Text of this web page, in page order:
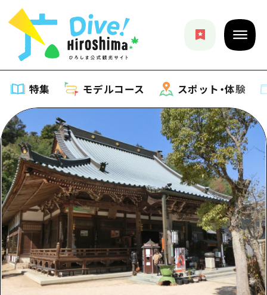
特集 モデルコース スポット・体験
特集
特集一覧
おすすめ
アート
イベント・祭り
グルメ・酒
サイクリング
モデルコース
モデルコース一覧
Dive! Hiroshima 公式ガイド
広島もしもトラベル
あたらしい非日常
スポット・体験
スポット・体験一覧
広島市周辺
安芸
イベント
旬情報